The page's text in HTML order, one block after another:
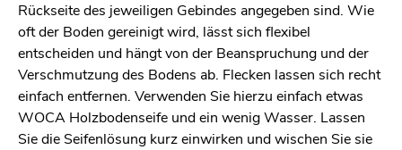
Rückseite des jeweiligen Gebindes angegeben sind. Wie
oft der Boden gereinigt wird, lässt sich flexibel
entscheiden und hängt von der Beanspruchung und der
Verschmutzung des Bodens ab. Flecken lassen sich recht
einfach entfernen. Verwenden Sie hierzu einfach etwas
WOCA Holzbodenseife und ein wenig Wasser. Lassen
Sie die Seifenlösung kurz einwirken und wischen Sie sie